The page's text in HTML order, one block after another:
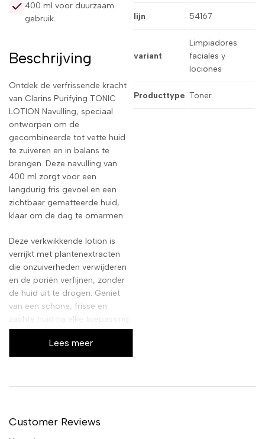
400 ml voor duurzaam
gebruik.
Beschrijving
Ontdek de verfrissende kracht
van Clarins Purifying TONIC
LOTION Navulling, speciaal
ontworpen om de
gecombineerde tot vette huid
te zuiveren en in balans te
brengen. Deze navulling van
400 ml zorgt voor een
langdurig fris gevoel en een
zichtbaar gematteerde huid,
klaar om de dag te omarmen.
Deze verkwikkende lotion is
verrijkt met plantenextracten
die onzuiverheden verwijderen
en de poriën verfijnen, zonder
de huid uit te drogen. Geniet
van een schone, frisse en
zachte huid na elke toepassing,
terwijl de lotion helpt de
natuurlijke pH-balans te
herstellen voor een optimale
Lees meer
lijn 54167
variant
Limpiadores
faciales y
lociones
Producttype Toner
Customer Reviews